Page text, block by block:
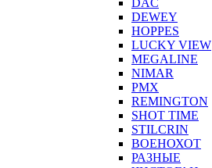
DAC
DEWEY
HOPPES
LUCKY VIEW
MEGALINE
NIMAR
PMX
REMINGTON
SHOT TIME
STILCRIN
ВОЕНОХОТ
РАЗНЫЕ